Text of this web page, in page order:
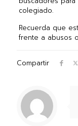
colegiado.
Recuerda que
frente a abusos
Compartir